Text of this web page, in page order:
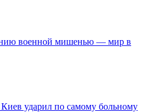
военной мишенью — мир в
ударил по самому больному